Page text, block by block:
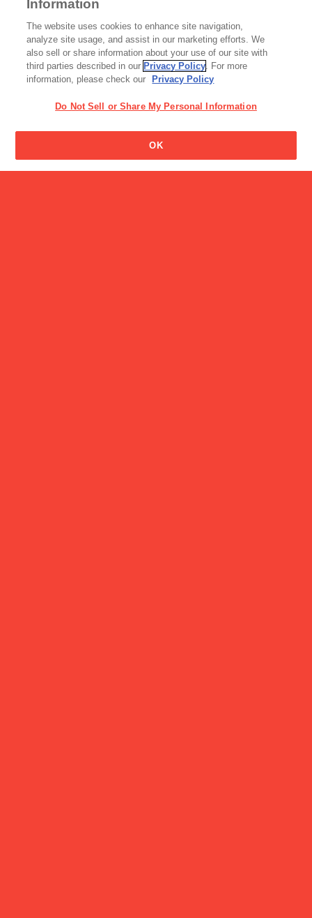
アイスの実
【セブンティーンアイス自
販機設置事例イ…
ビスコの男の子の名前はな
LEEを担当する社員４名が
Information
The website uses cookies to enhance site navigation,
analyze site usage, and assist in our marketing efforts. We
also sell or share information about your use of our site with
third parties described in our Privacy Policy. For more
information, please check our
Privacy Policy
Do Not Sell or Share My Personal Information
OK